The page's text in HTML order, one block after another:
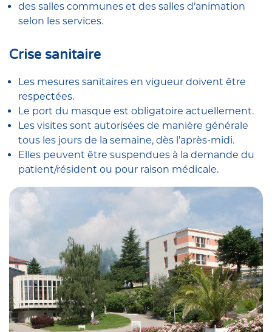
des salles communes et des salles d’animation
selon les services.
Crise sanitaire
Les mesures sanitaires en vigueur doivent être
respectées.
Le port du masque est obligatoire actuellement.
Les visites sont autorisées de manière générale
tous les jours de la semaine, dès l’après-midi.
Elles peuvent être suspendues à la demande du
patient/résident ou pour raison médicale.